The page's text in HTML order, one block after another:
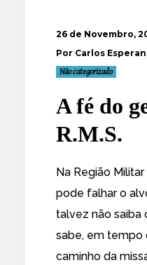
26 de Novembro,
Por Carlos
Não categorizado
A fé do
R.M.S.
Na Região
pode falhar o
talvez não saiba
sabe, em tempo
caminho da